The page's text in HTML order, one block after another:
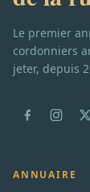
Le premier
cordonniers
jeter, depuis
ANNUAIRE